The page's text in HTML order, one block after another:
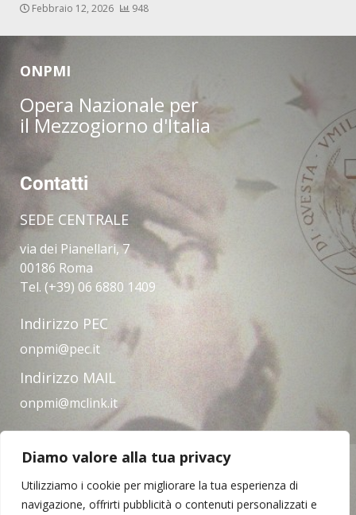
Diamo valore alla tua privacy
Utilizziamo i cookie per migliorare la tua esperienza di
navigazione, offrirti pubblicità o contenuti personalizzati e
Febbraio 12, 2026 948
ONPMI
Opera Nazionale per
il Mezzogiorno d'Italia
Contatti
SEDE CENTRALE
via dei Pianellari, 7
00186 Roma
Tel. (+39) 06 6880 1409
Indirizzo PEC
onpmi@pec.it
Indirizzo MAIL
onpmi@mclink.it
Amministrazione trasparente
Privacy Policy
Note legali
Contatti